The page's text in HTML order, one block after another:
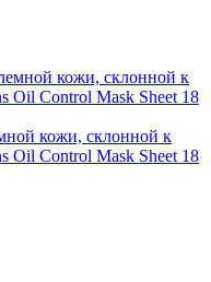
кожи, склонной к
Oil Control Mask Sheet 18